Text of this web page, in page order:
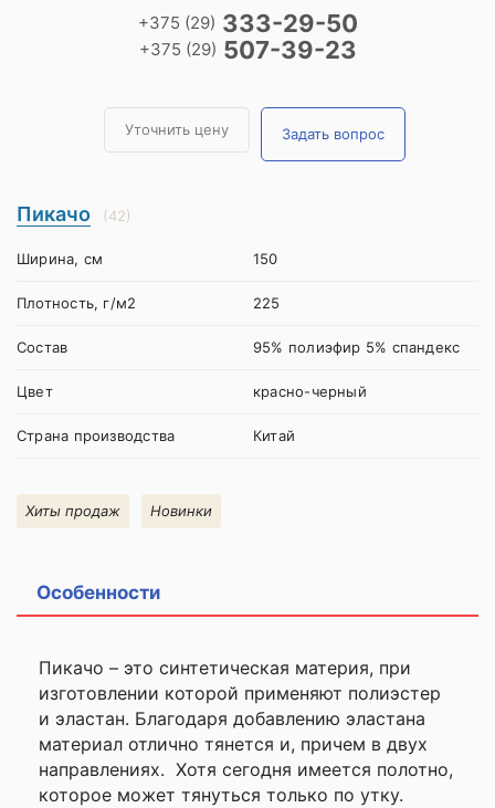
+375 (29) 333-29-50
+375 (29) 507-39-23
Уточнить цену Задать вопрос
Пикачо (42)
Ширина, см 150
Плотность, г/м2 225
Состав 95% полиэфир 5% спандекс
Цвет красно-черный
Страна производства Китай
Хиты продаж Новинки
Особенности
Пикачо – это синтетическая материя, при
изготовлении которой применяют полиэстер
и эластан. Благодаря добавлению эластана
материал отлично тянется и, причем в двух
направлениях. Хотя сегодня имеется полотно,
которое может тянуться только по утку.